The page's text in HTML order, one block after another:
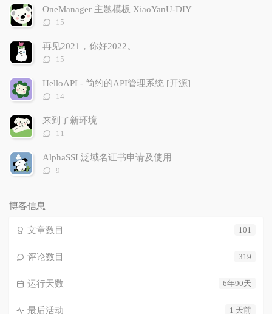
文
章
评
OneManager 主题模板 XiaoYanU-DIY
评
数：
15
再见2021，你好2022。
评
数：
15
HelloAPI - 简约的API管理系统 [开源]
评
数：
14
来到了新环境
评
数：
11
AlphaSSL泛域名证书申请及使用
评
9
博客信息
101
文章数目
319
评论数目
6年90天
运行天数
1 天前
最后活动